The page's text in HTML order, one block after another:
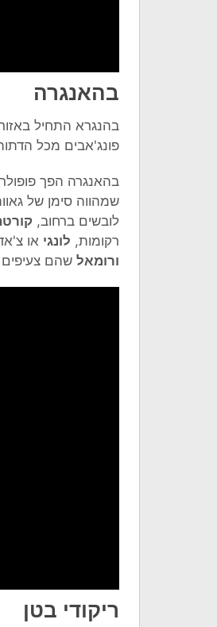
בהאנגרה
בהנגרא התחיל
פונג'אבים מכל
בהאנגרה הפך
שמהווה סימן של
לובשים ברחוב,
רקומות, לונגי או
ורומאל שהם
ריקודי בטן